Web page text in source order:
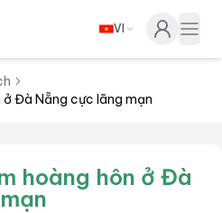
VI
Đà Nẵng cực lãng mạn
hoàng hôn ở Đà